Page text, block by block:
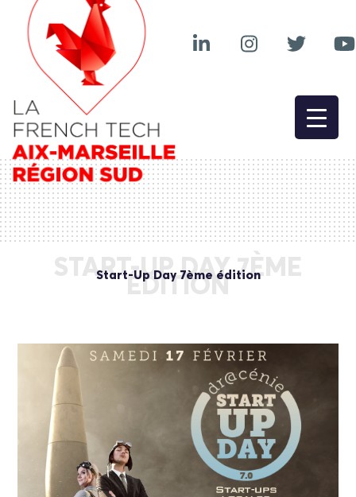
START-UP DAY 7ÈME
ÉDITION
Start-Up Day 7ème édition